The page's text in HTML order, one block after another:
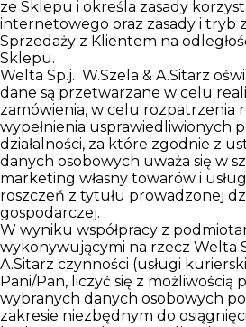
ze Sklepu i określa zasady
internetowego oraz zasady i tryb
Sprzedaży z Klientem na
Sklepu.
Welta Sp.j. W.Szela & A.Sitarz
dane są przetwarzane w celu
zamówienia, w celu rozpatrzenia
wypełnienia usprawiedliwionych
działalności, za które zgodnie z
danych osobowych uważa się w
marketing własny towarów i
roszczeń z tytułu prowadzonej
gospodarczej.
W wyniku współpracy z
wykonywującymi na rzecz Welta
A.Sitarz czynności (usługi
Pani/Pan, liczyć się z możliwością
wybranych danych osobowych
zakresie niezbędnym do